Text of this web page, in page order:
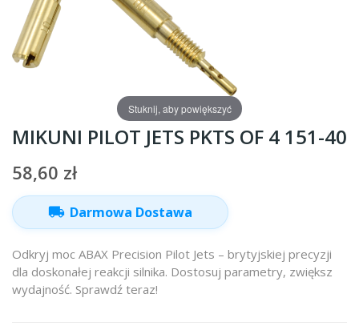
Stuknij, aby powiększyć
MIKUNI PILOT JETS PKTS OF 4 151-40
58,60 zł
local_shipping Darmowa Dostawa
Odkryj moc ABAX Precision Pilot Jets – brytyjskiej precyzji
dla doskonałej reakcji silnika. Dostosuj parametry, zwiększ
wydajność. Sprawdź teraz!